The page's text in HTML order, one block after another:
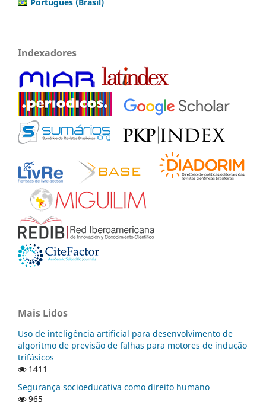
Indexadores
Mais Lidos
Uso de inteligência artificial para desenvolvimento de
algoritmo de previsão de falhas para motores de indução
trifásicos
1411
Segurança socioeducativa como direito humano
965